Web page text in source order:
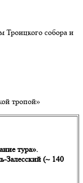
Троицкого собора и
тропой»
тура».
Залесский (~ 140